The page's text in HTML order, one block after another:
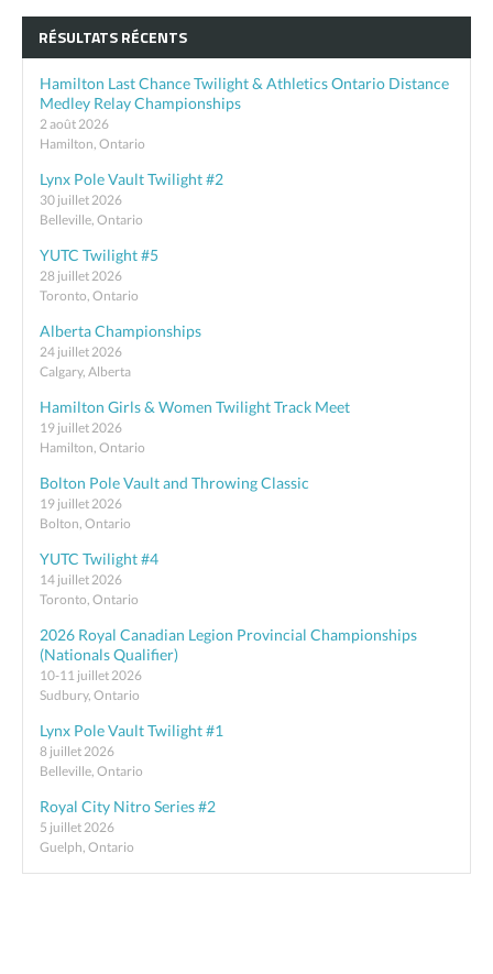
RÉSULTATS RÉCENTS
Hamilton Last Chance Twilight & Athletics Ontario Distance
Medley Relay Championships
2 août 2026
Hamilton, Ontario
Lynx Pole Vault Twilight #2
30 juillet 2026
Belleville, Ontario
YUTC Twilight #5
28 juillet 2026
Toronto, Ontario
Alberta Championships
24 juillet 2026
Calgary, Alberta
Hamilton Girls & Women Twilight Track Meet
19 juillet 2026
Hamilton, Ontario
Bolton Pole Vault and Throwing Classic
19 juillet 2026
Bolton, Ontario
YUTC Twilight #4
14 juillet 2026
Toronto, Ontario
2026 Royal Canadian Legion Provincial Championships
(Nationals Qualifier)
10-11 juillet 2026
Sudbury, Ontario
Lynx Pole Vault Twilight #1
8 juillet 2026
Belleville, Ontario
Royal City Nitro Series #2
5 juillet 2026
Guelph, Ontario